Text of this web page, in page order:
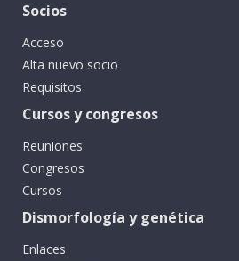
Socios
Acceso
Alta nuevo socio
Requisitos
Cursos y congresos
Reuniones
Congresos
Cursos
Dismorfología y genética
Enlaces